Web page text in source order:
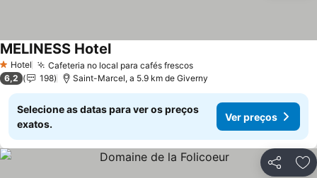
1 Estrelas
Hotel Cafeteria no local para cafés frescos
MELINESS Hotel
6,2 198 Saint-Marcel, a 5.9 km de Giverny
Selecione as datas para ver os preços
exatos.
Ver preços
Partilhar